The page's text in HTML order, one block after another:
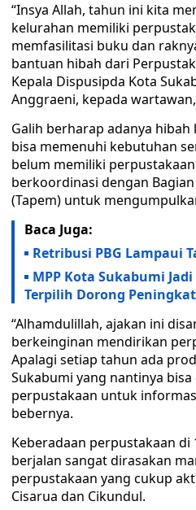
“Insya Allah, tahun ini kita
kelurahan memiliki
memfasilitasi buku dan
bantuan hibah dari
Kepala Dispusipda Kota
Anggraeni, kepada
Galih berharap adanya
bisa memenuhi kebutuhan
belum memiliki
berkoordinasi dengan
(Tapem) untuk
Baca Juga:
Retribusi PBG Lampaui
MPP Kota Sukabumi
Terpilih Dorong
“Alhamdulillah, ajakan ini
berkeinginan mendirikan
Apalagi setiap tahun ada
Sukabumi yang nantinya
perpustakaan untuk
bebernya.
Keberadaan perpustakaan di
berjalan sangat dirasakan
perpustakaan yang cukup
Cisarua dan Cikundul.